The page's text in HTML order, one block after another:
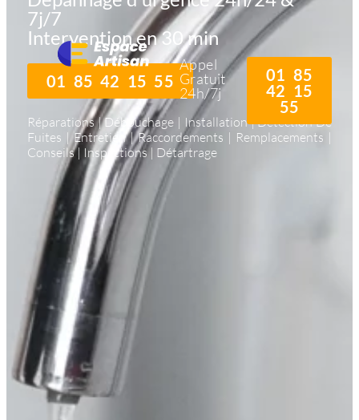
Appel
Gratuit
24h/7j
01 85
42 15
55
7j/7
Intervention en 30 min
01 85 42 15 55
Réparations | Débouchage | Installation | Détection De
Fuites | Entretien | Raccordements | Remplacements |
Conseils | Inspections | Détartrage